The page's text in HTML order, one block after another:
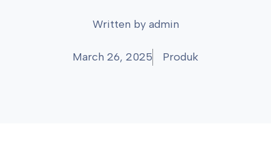
Written by admin
March 26, 2025 Produk